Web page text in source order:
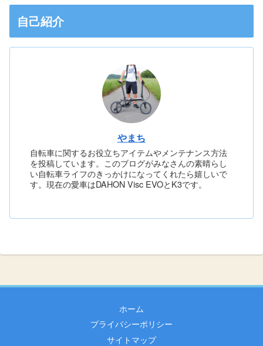
自己紹介
やまち
自転車に関するお役立ちアイテムやメンテナンス方法
を投稿しています。このブログがみなさんの素晴らし
い自転車ライフのきっかけになってくれたら嬉しいで
す。現在の愛車はDAHON Visc EVOとK3です。
ホーム
プライバシーポリシー
サイトマップ